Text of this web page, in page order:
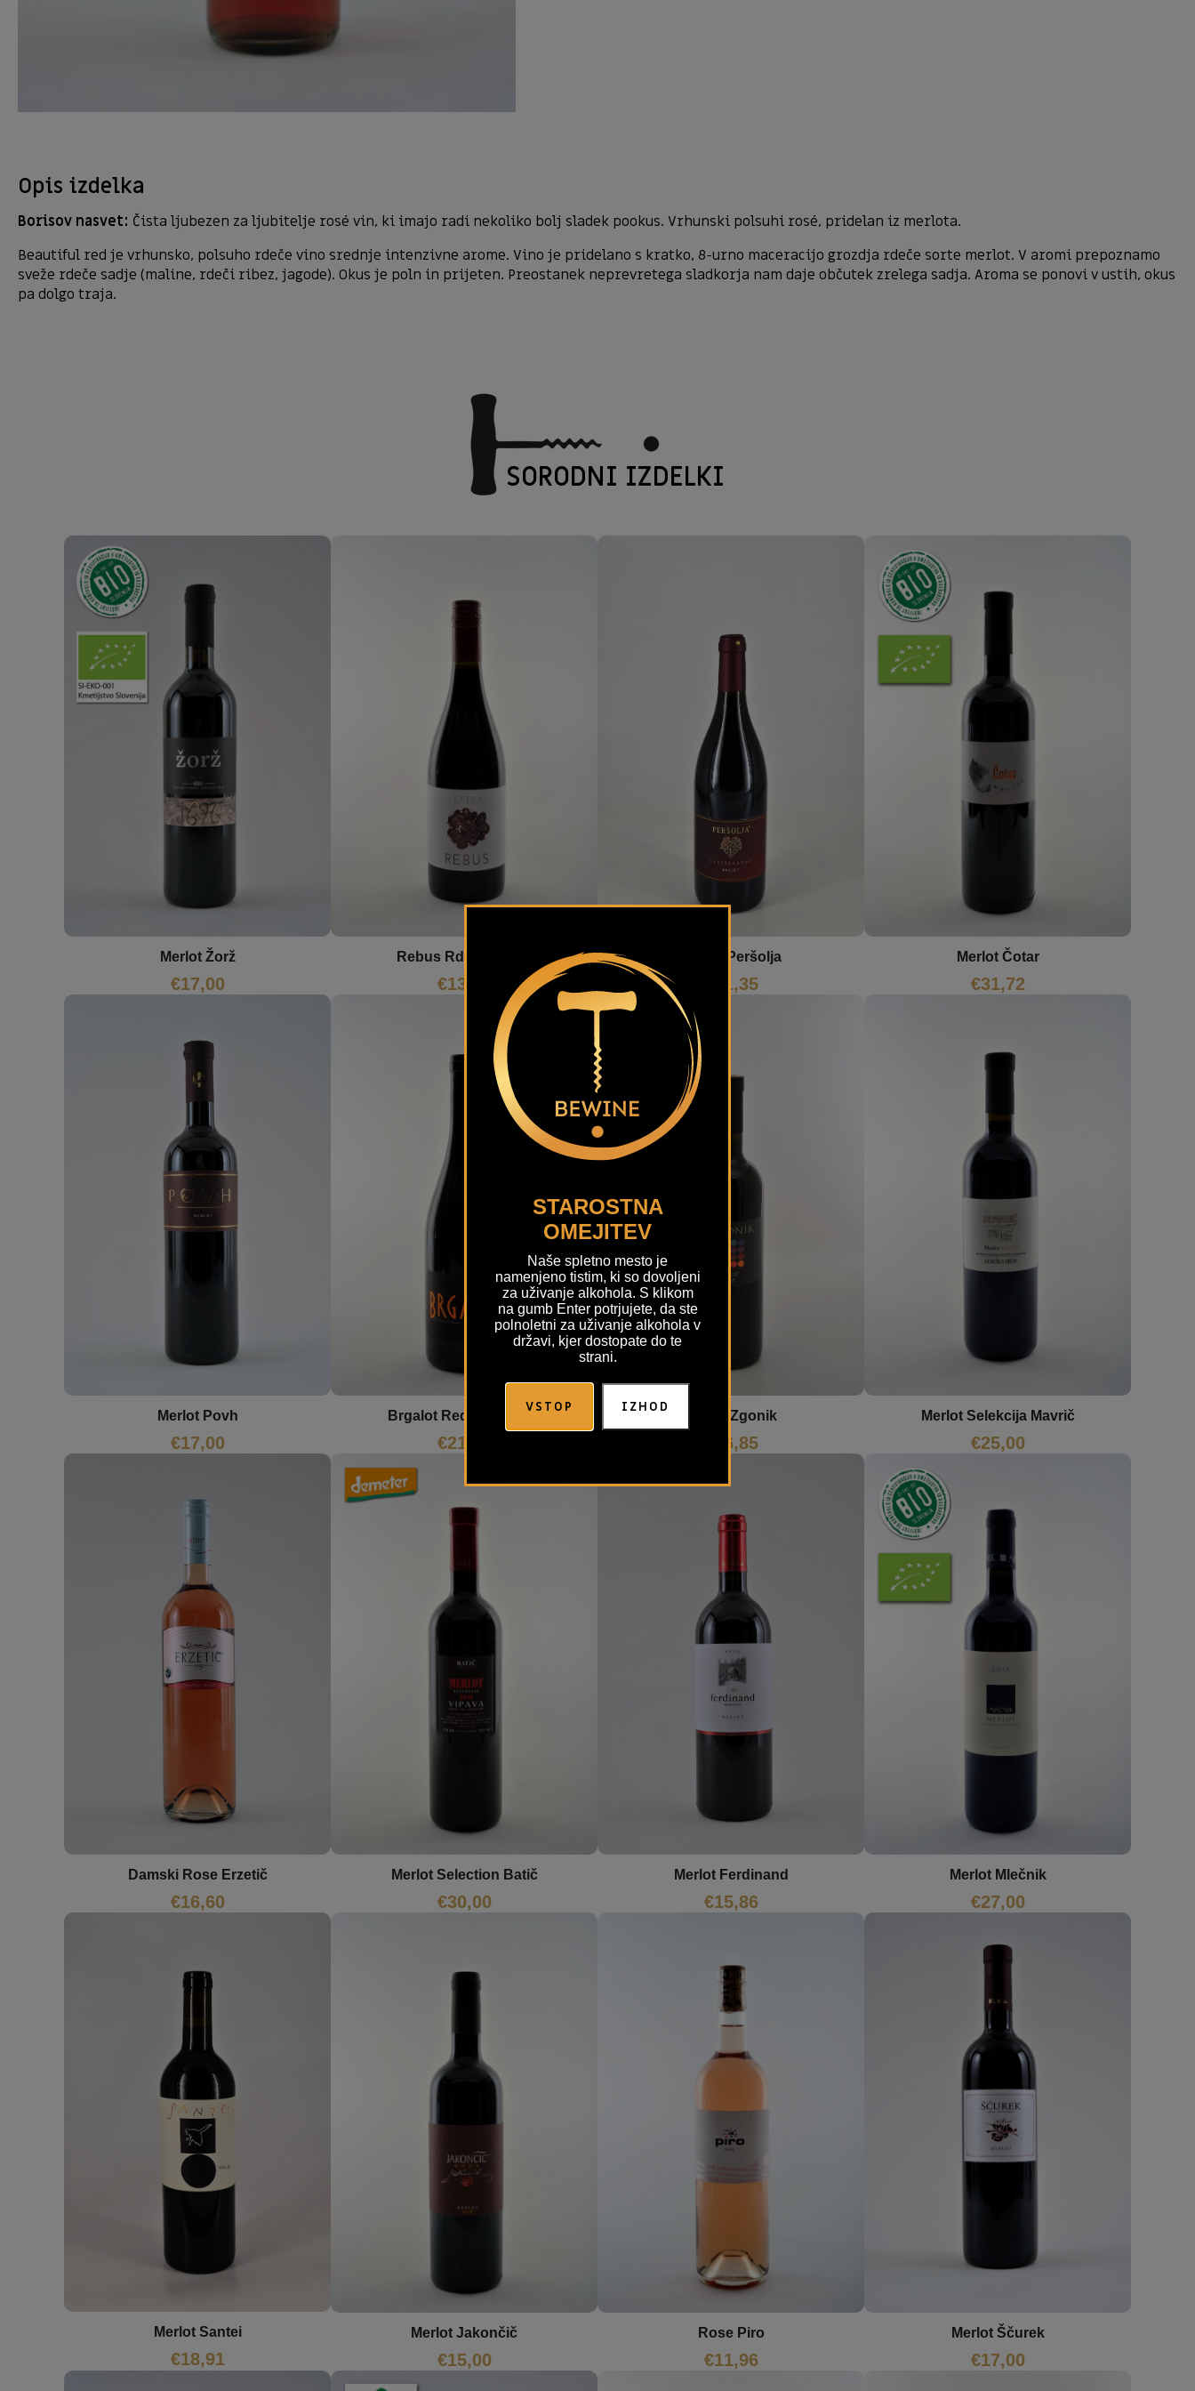
STAROSTNA
OMEJITEV
Naše spletno mesto je
namenjeno tistim, ki so dovoljeni
za uživanje alkohola. S klikom
na gumb Enter potrjujete, da ste
polnoletni za uživanje alkohola v
državi, kjer dostopate do te
strani.
VSTOP IZHOD
Opis izdelka
Borisov nasvet: Čista ljubezen za ljubitelje rosé vin, ki imajo radi nekoliko bolj sladek pookus. Vrhunski polsuhi rosé, pridelan iz merlota.
Beautiful red je vrhunsko, polsuho rdeče vino srednje intenzivne arome. Vino je pridelano s kratko, 8-urno maceracijo grozdja rdeče sorte merlot. V aromi prepoznamo
sveže rdeče sadje (maline, rdeči ribez, jagode). Okus je poln in prijeten. Preostanek neprevretega sladkorja nam daje občutek zrelega sadja. Aroma se ponovi v ustih, okus
pa dolgo traja.
SORODNI IZDELKI
Merlot Žorž
€17,00
Rebus Rdeče Čarga
€13,70
Merlot Peršolja
21,35
Merlot Čotar
€31,72
Merlot Povh
€17,00
Brgalot Red Benedetič
€21,50
Merlot Zgonik
26,85
Merlot Selekcija Mavrič
€25,00
Damski Rose Erzetič
€16,60
Merlot Selection Batič
€30,00
Merlot Ferdinand
€15,86
Merlot Mlečnik
€27,00
Merlot Santei
€18,91
Merlot Jakončič
€15,00
Rose Piro
€11,96
Merlot Ščurek
€17,00